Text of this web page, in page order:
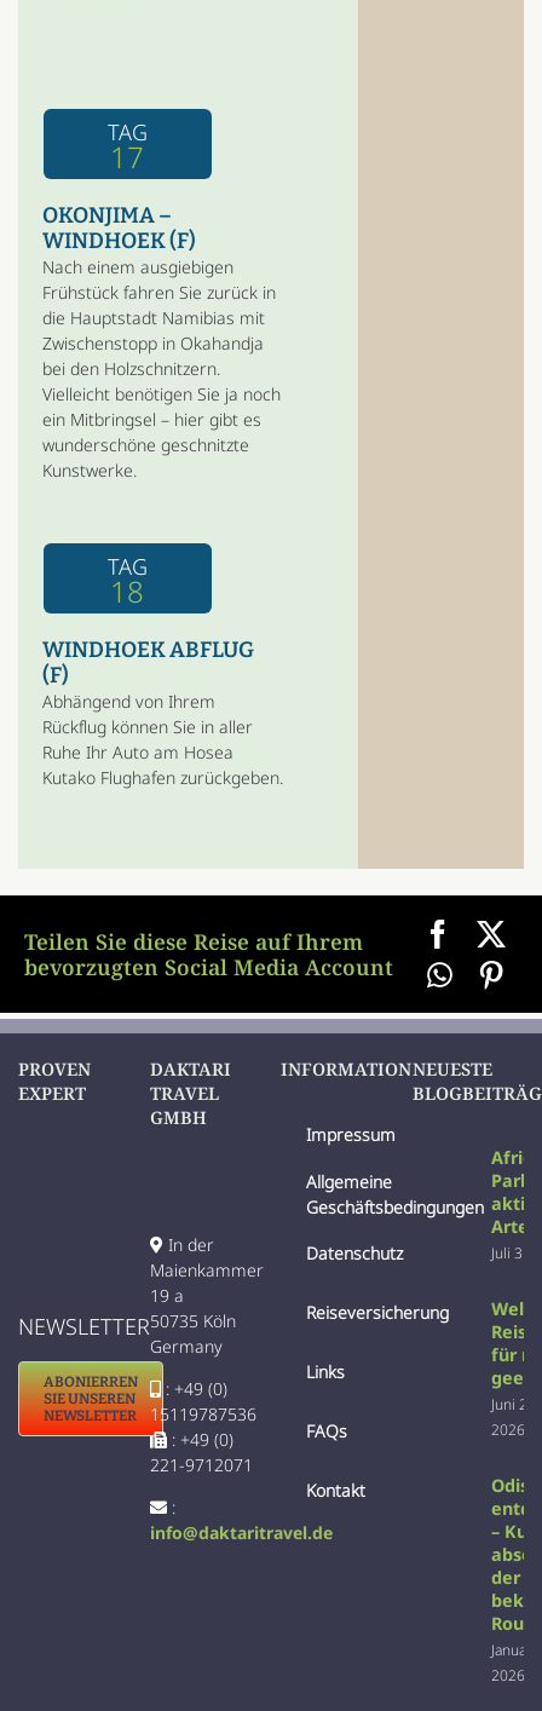
TAG
17
OKONJIMA –
WINDHOEK (F)
Nach einem ausgiebigen
Frühstück fahren Sie zurück in
die Hauptstadt Namibias mit
Zwischenstopp in Okahandja
bei den Holzschnitzern.
Vielleicht benötigen Sie ja noch
ein Mitbringsel – hier gibt es
wunderschöne geschnitzte
Kunstwerke.
TAG
18
WINDHOEK ABFLUG
(F)
Abhängend von Ihrem
Rückflug können Sie in aller
Ruhe Ihr Auto am Hosea
Kutako Flughafen zurückgeben.
Teilen Sie diese Reise auf Ihrem
bevorzugten Social Media Account
PROVEN
EXPERT
NEWSLETTER
ABONIERREN
SIE UNSEREN
NEWSLETTER
DAKTARI
TRAVEL
GMBH
In der
Maienkammer
19 a
50735 Köln
Germany
: +49 (0)
15119787536
: +49 (0)
221-9712071
:
info@daktaritravel.de
INFORMATION
Impressum
Allgemeine
Geschäftsbedingungen
Datenschutz
Reiseversicherung
Links
FAQs
Kontakt
NEUESTE
Parks
Juli
für
Juni
2026
–
der
Januar
2026